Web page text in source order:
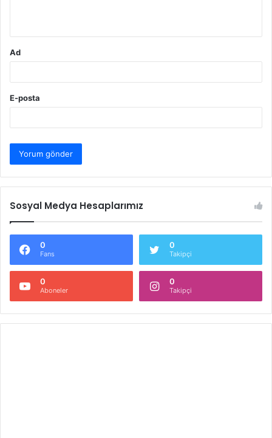
Ad
E-posta
Sosyal Medya Hesaplarımız
0
Fans
0
Takipçi
0
Aboneler
0
Takipçi